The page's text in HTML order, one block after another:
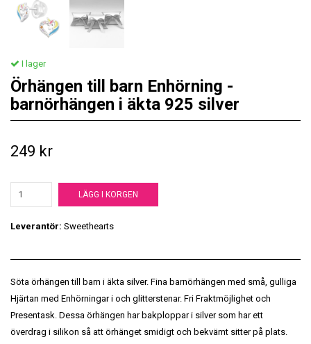
I lager
Örhängen till barn Enhörning -
barnörhängen i äkta 925 silver
249 kr
LÄGG I KORGEN
Leverantör: Sweethearts
Söta örhängen till barn i äkta silver. Fina barnörhängen med små, gulliga
Hjärtan med Enhörningar i och glitterstenar. Fri Fraktmöjlighet och
Presentask. Dessa örhängen har bakploppar i silver som har ett
överdrag i silikon så att örhänget smidigt och bekvämt sitter på plats.